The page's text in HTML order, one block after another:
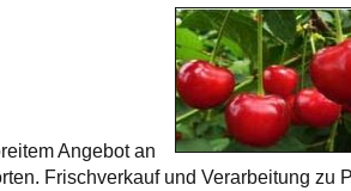
Angebot an
Frischverkauf und Verarbeitung zu